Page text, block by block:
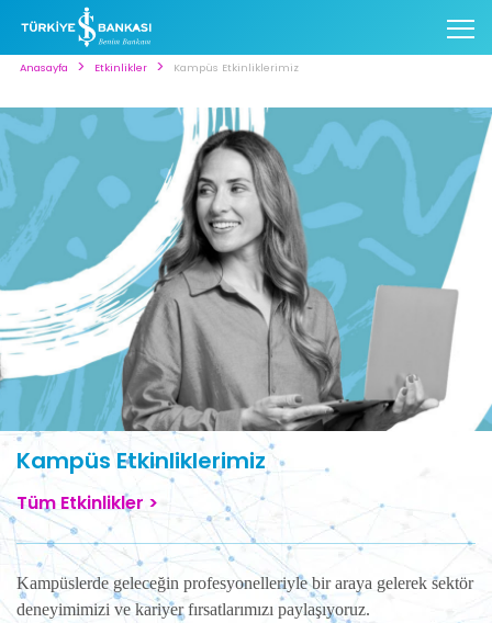
Anasayfa Etkinlikler Kampüs Etkinliklerimiz
Kampüs Etkinliklerimiz
Tüm Etkinlikler >
Kampüslerde geleceğin profesyonelleriyle bir araya gelerek sektör
deneyimimizi ve kariyer fırsatlarımızı paylaşıyoruz.